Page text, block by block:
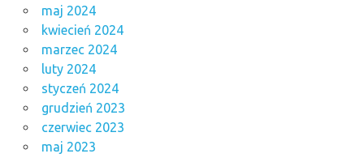
maj 2024
kwiecień 2024
marzec 2024
luty 2024
styczeń 2024
grudzień 2023
czerwiec 2023
maj 2023